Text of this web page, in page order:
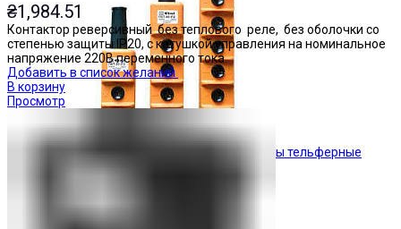
Посты тельферные
₴1,984.51
Контактор реверсивный без теплового реле, без оболочки со
степенью защиты IP20, с катушкой управления на номинальное
напряжение 220В переменного тока.
Добавить в список желаний
В корзину
Просмотр